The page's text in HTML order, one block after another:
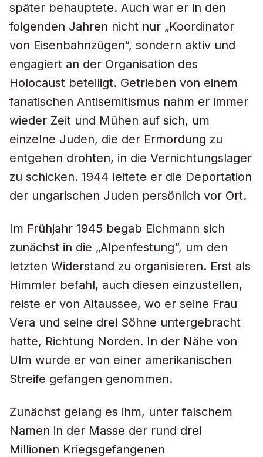
später behauptete. Auch war er in den
folgenden Jahren nicht nur „Koordinator
von Eisenbahnzügen“, sondern aktiv und
engagiert an der Organisation des
Holocaust beteiligt. Getrieben von einem
fanatischen Antisemitismus nahm er immer
wieder Zeit und Mühen auf sich, um
einzelne Juden, die der Ermordung zu
entgehen drohten, in die Vernichtungslager
zu schicken. 1944 leitete er die Deportation
der ungarischen Juden persönlich vor Ort.
Im Frühjahr 1945 begab Eichmann sich
zunächst in die „Alpenfestung“, um den
letzten Widerstand zu organisieren. Erst als
Himmler befahl, auch diesen einzustellen,
reiste er von Altaussee, wo er seine Frau
Vera und seine drei Söhne untergebracht
hatte, Richtung Norden. In der Nähe von
Ulm wurde er von einer amerikanischen
Streife gefangen genommen.
Zunächst gelang es ihm, unter falschem
Namen in der Masse der rund drei
Millionen Kriegsgefangenen